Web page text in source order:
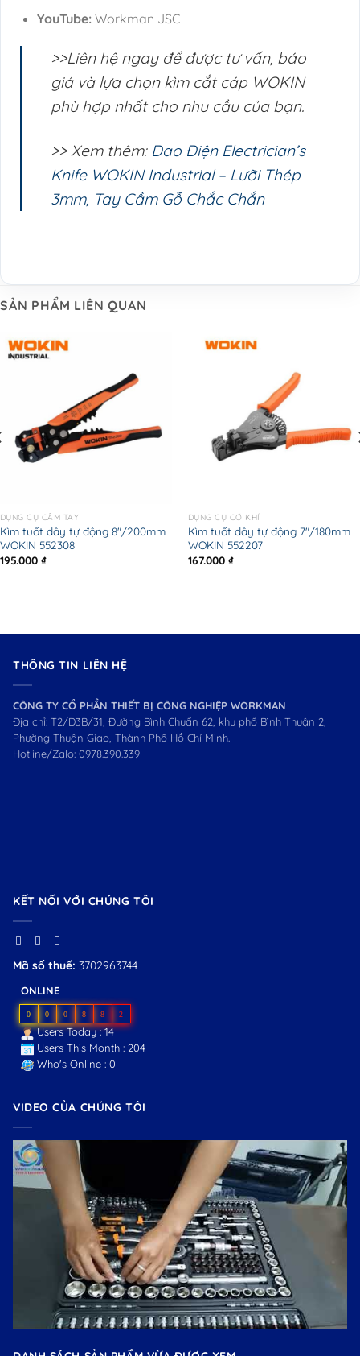
YouTube:Workman JSC
>>Liên hệ ngay để được tư vấn, báo
giá và lựa chọn kìm cắt cáp WOKIN
phù hợp nhất cho nhu cầu của bạn.
>> Xem thêm: Dao Điện Electrician’s
Knife WOKIN Industrial – Lưỡi Thép
3mm, Tay Cầm Gỗ Chắc Chắn
SẢN PHẨM LIÊN QUAN
DỤNG CỤ CẦM TAY
Kìm tuốt dây tự động 8″/200mm
WOKIN 552308
195.000 ₫
DỤNG CỤ CƠ KHÍ
Kìm tuốt dây tự động 7″/180mm
WOKIN 552207
167.000 ₫
THÔNG TIN LIÊN HỆ
CÔNG TY CỔ PHẦN THIẾT BỊ CÔNG NGHIỆP WORKMAN
Địa chỉ: T2/D3B/31, Đường Bình Chuẩn 62, khu phố Bình Thuận 2,
Phường Thuận Giao, Thành Phố Hồ Chí Minh.
Hotline/Zalo: 0978.390.339
KẾT NỐI VỚI CHÚNG TÔI
Mã số thuế: 3702963744
ONLINE
0 0 0 8 8 2
Users Today : 14
Users This Month : 204
Who's Online : 0
VIDEO CỦA CHÚNG TÔI